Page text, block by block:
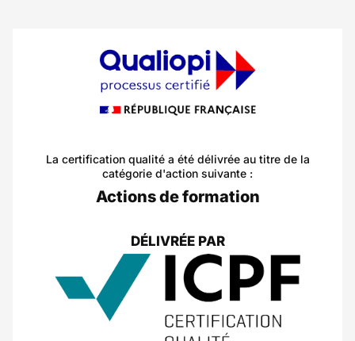
La certification qualité a été délivrée au titre de la
catégorie d'action suivante :
Actions de formation
DÉLIVRÉE PAR